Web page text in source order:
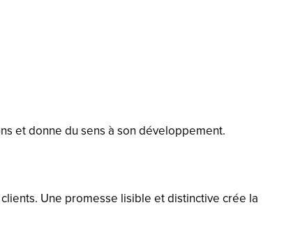
et donne du sens à son développement.
Une promesse lisible et distinctive crée la